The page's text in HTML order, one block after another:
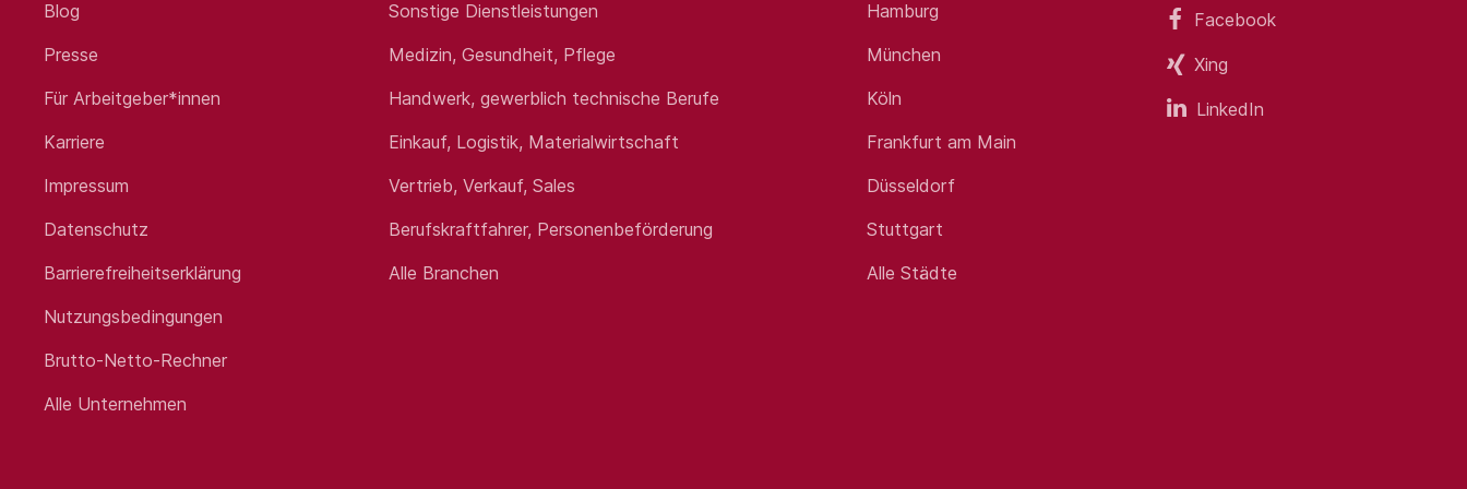
Blog
Presse
Für Arbeitgeber*innen
Karriere
Impressum
Datenschutz
Barrierefreiheitserklärung
Nutzungsbedingungen
Brutto-Netto-Rechner
Alle Unternehmen
Sonstige Dienstleistungen
Medizin, Gesundheit, Pflege
Handwerk, gewerblich technische Berufe
Einkauf, Logistik, Materialwirtschaft
Vertrieb, Verkauf, Sales
Berufskraftfahrer, Personenbeförderung
Alle Branchen
Hamburg
München
Köln
Frankfurt am Main
Düsseldorf
Stuttgart
Alle Städte
Facebook
Xing
LinkedIn